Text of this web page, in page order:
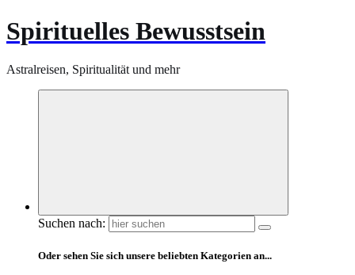
Spirituelles Bewusstsein
Astralreisen, Spiritualität und mehr
Suchen nach:
Oder sehen Sie sich unsere beliebten Kategorien an...